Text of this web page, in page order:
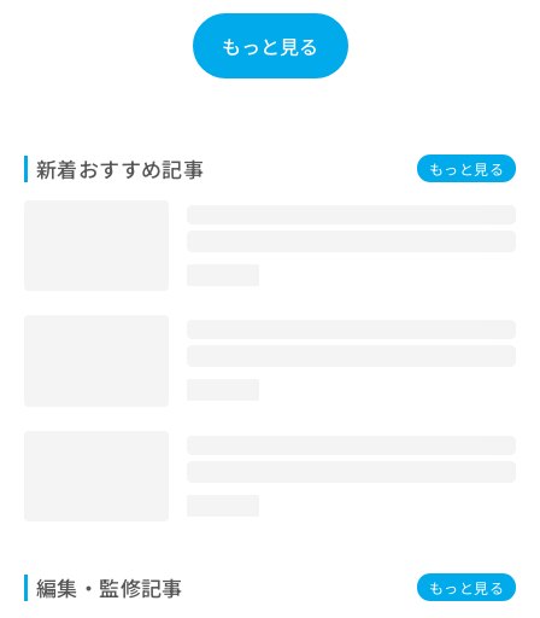
もっと見る
新着おすすめ記事 もっと見る
編集・監修記事 もっと見る
は
こ